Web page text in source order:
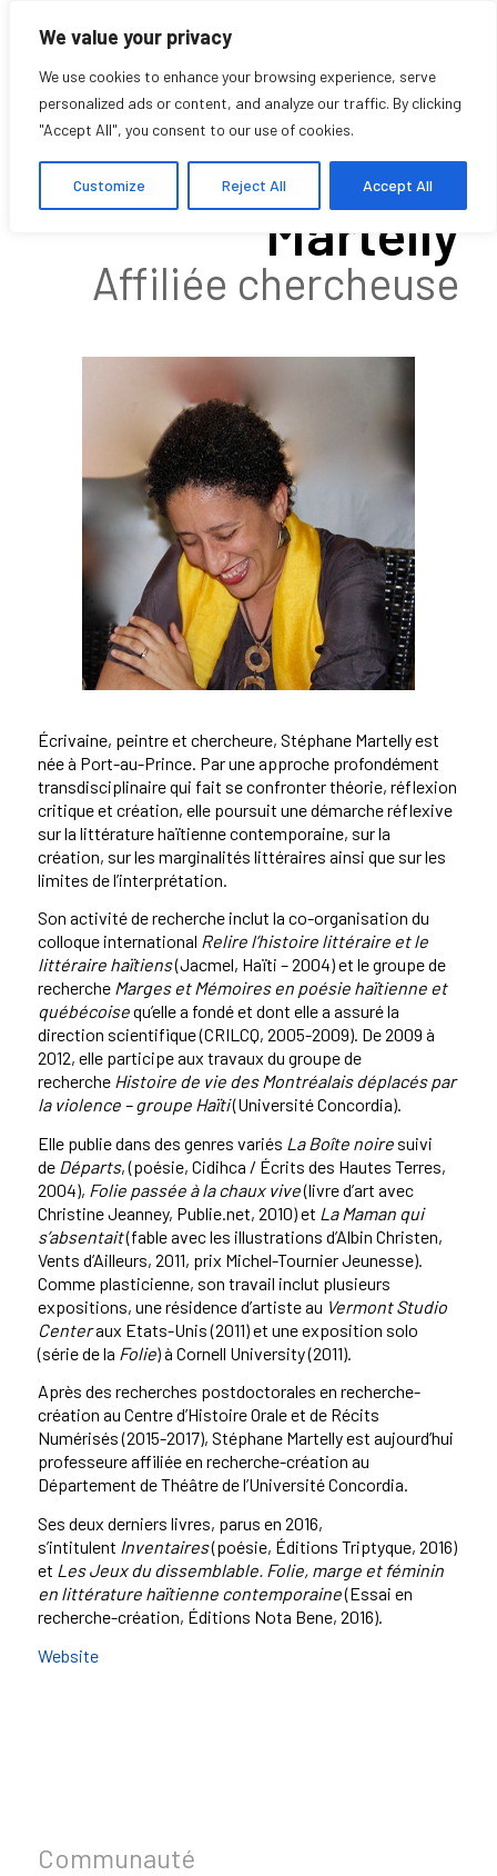
We value your privacy
We use cookies to enhance your browsing experience, serve
personalized ads or content, and analyze our traffic. By clicking
"Accept All", you consent to our use of cookies.
Customize Reject All Accept All
Stéphane
Martelly
Affiliée chercheuse
Écrivaine, peintre et chercheure, Stéphane Martelly est
née à Port-au-Prince. Par une approche profondément
transdisciplinaire qui fait se confronter théorie, réflexion
critique et création, elle poursuit une démarche réflexive
sur la littérature haïtienne contemporaine, sur la
création, sur les marginalités littéraires ainsi que sur les
limites de l’interprétation.
Son activité de recherche inclut la co-organisation du
colloque international Relire l’histoire littéraire et le
littéraire haïtiens(Jacmel, Haïti – 2004) et le groupe de
recherche Marges et Mémoires en poésie haïtienne et
québécoisequ’elle a fondé et dont elle a assuré la
direction scientifique (CRILCQ, 2005-2009). De 2009 à
2012, elle participe aux travaux du groupe de
recherche Histoire de vie des Montréalais déplacés par
la violence – groupe Haïti(Université Concordia).
Elle publie dans des genres variés La Boîte noire suivi
de Départs, (poésie, Cidihca / Écrits des Hautes Terres,
2004), Folie passée à la chaux vive(livre d’art avec
Christine Jeanney, Publie.net, 2010) et La Maman qui
s’absentait(fable avec les illustrations d’Albin Christen,
Vents d’Ailleurs, 2011, prix Michel-Tournier Jeunesse).
Comme plasticienne, son travail inclut plusieurs
expositions, une résidence d’artiste au Vermont Studio
Centeraux Etats-Unis (2011) et une exposition solo
(série de la Folie) à Cornell University (2011).
Après des recherches postdoctorales en recherche-
création au Centre d’Histoire Orale et de Récits
Numérisés (2015-2017), Stéphane Martelly est aujourd’hui
professeure affiliée en recherche-création au
Département de Théâtre de l’Université Concordia.
Ses deux derniers livres, parus en 2016,
s’intitulent Inventaires(poésie, Éditions Triptyque, 2016)
et Les Jeux du dissemblable. Folie, marge et féminin
en littérature haïtienne contemporaine(Essai en
recherche-création, Éditions Nota Bene, 2016).
Website
Communauté